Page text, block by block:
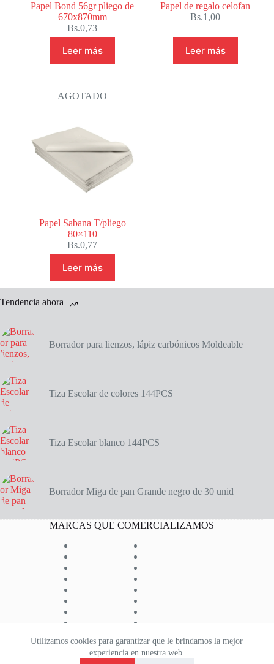
Utilizamos cookies para garantizar que le brindamos la mejor
experiencia en nuestra web.
Papel Bond 56gr pliego de
670x870mm
Bs.0,73
Leer más
Papel de regalo celofan
Bs.1,00
Leer más
AGOTADO
Papel Sabana T/pliego
80×110
Bs.0,77
Leer más
Tendencia ahora
Borrador para lienzos, lápiz carbónicos Moldeable
Tiza Escolar de colores 144PCS
Tiza Escolar blanco 144PCS
Borrador Miga de pan Grande negro de 30 unid
MARCAS QUE COMERCIALIZAMOS